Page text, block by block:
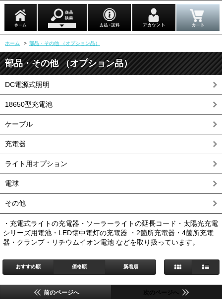
ホーム > 部品・その他 （オプション品）
部品・その他 （オプション品）
DC電源式照明
18650型充電池
ケーブル
充電器
ライト用オプション
電球
その他
・充電式ライトの充電器・ソーラーライトの延長コード・太陽光充電
シリーズ用電池・LED懐中電灯の充電器 ・2箇所充電器・4箇所充電
器・クランプ・リチウムイオン電池 などを取り扱っています。
おすすめ順 価格順 新着順
前のページへ 次のページへ